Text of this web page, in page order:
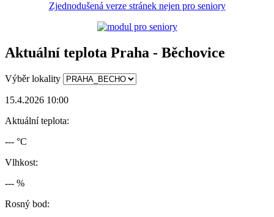
Zjednodušená verze stránek nejen pro seniory
Aktuální teplota Praha - Běchovice
Výběr lokality
15.4.2026 10:00
Aktuální teplota:
--- °C
Vlhkost:
--- %
Rosný bod: